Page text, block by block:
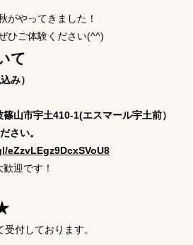
がやってきました！
ひご体験ください(^^)
て
み）
山市宇土410-1(エスマール宇土前）
さい。
迎です！
付しております。